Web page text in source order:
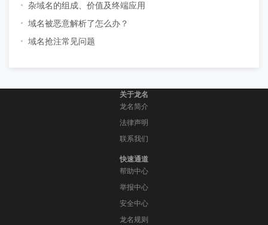
杂域名的组成、价值及终端应用
域名被恶意解析了怎么办？
域名抢注常见问题
关于龙名
龙名简介
法律声明
联系我们
快速通道
帮助中心
举报中心
安全中心
龙名规则